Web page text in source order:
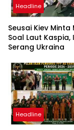
Headline
Seusai Kiev Minta
Soal Laut
Serang Ukraina
Headline